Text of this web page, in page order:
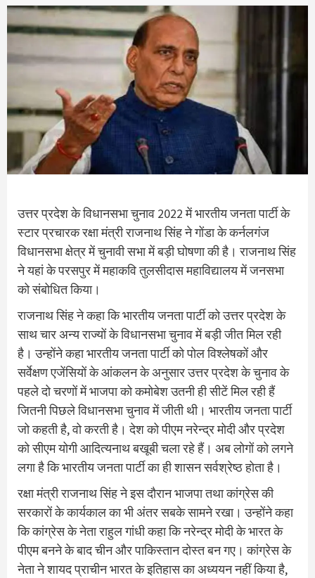
उत्तर प्रदेश के विधानसभा चुनाव 2022 में भारतीय जनता पार्टी के
स्टार प्रचारक रक्षा मंत्री राजनाथ सिंह ने गोंडा के कर्नलगंज
विधानसभा क्षेत्र में चुनावी सभा में बड़ी घोषणा की है। राजनाथ सिंह
ने यहां के परसपुर में महाकवि तुलसीदास महाविद्यालय में जनसभा
को संबोधित किया।
राजनाथ सिंह ने कहा कि भारतीय जनता पार्टी को उत्तर प्रदेश के
साथ चार अन्य राज्यों के विधानसभा चुनाव में बड़ी जीत मिल रही
है। उन्होंने कहा भारतीय जनता पार्टी को पोल विश्लेषकों और
सर्वेक्षण एजेंसियों के आंकलन के अनुसार उत्तर प्रदेश के चुनाव के
पहले दो चरणों में भाजपा को कमोबेश उतनी ही सीटें मिल रही हैं
जितनी पिछले विधानसभा चुनाव में जीती थी। भारतीय जनता पार्टी
जो कहती है, वो करती है। देश को पीएम नरेन्द्र मोदी और प्रदेश
को सीएम योगी आदित्यनाथ बखूबी चला रहे हैं। अब लोगों को लगने
लगा है कि भारतीय जनता पार्टी का ही शासन सर्वश्रेष्ठ होता है।
रक्षा मंत्री राजनाथ सिंह ने इस दौरान भाजपा तथा कांग्रेस की
सरकारों के कार्यकाल का भी अंतर सबके सामने रखा। उन्होंने कहा
कि कांग्रेस के नेता राहुल गांधी कहा कि नरेन्द्र मोदी के भारत के
पीएम बनने के बाद चीन और पाकिस्तान दोस्त बन गए। कांग्रेस के
नेता ने शायद प्राचीन भारत के इतिहास का अध्ययन नहीं किया है,